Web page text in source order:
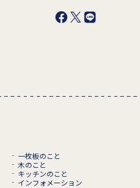
一枚板のこと
木のこと
キッチンのこと
インフォメーション